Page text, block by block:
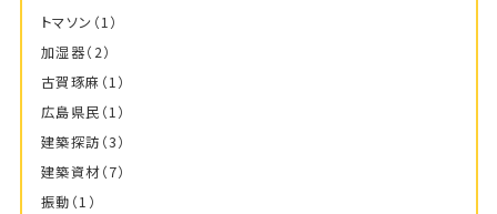
トマソン （1）
加湿器（2）
古賀琢麻 （1）
広島県民 （1）
建築探訪 （3）
建築資材（7）
振動 （1）